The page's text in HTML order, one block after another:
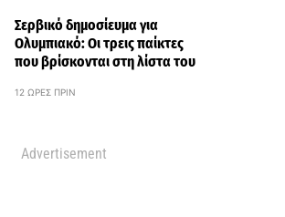
Σερβικό δημοσίευμα για
Ολυμπιακό: Οι τρεις παίκτες
που βρίσκονται στη λίστα του
12 ΏΡΕΣ ΠΡΙΝ
Advertisement